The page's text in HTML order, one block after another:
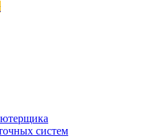
систем